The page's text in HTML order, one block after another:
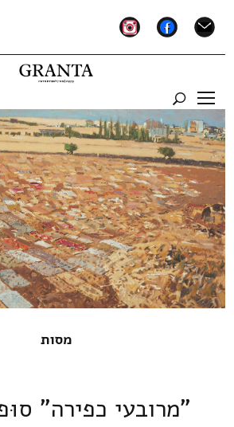
mail
facebook
instagram
מסות
"מרובעי כפירה"